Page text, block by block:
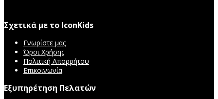
Σχετικά με το IconKids
Γνωρίστε μας
Όροι Χρήσης
Πολιτική Απορρήτου
Επικοινωνία
Εξυπηρέτηση Πελατών